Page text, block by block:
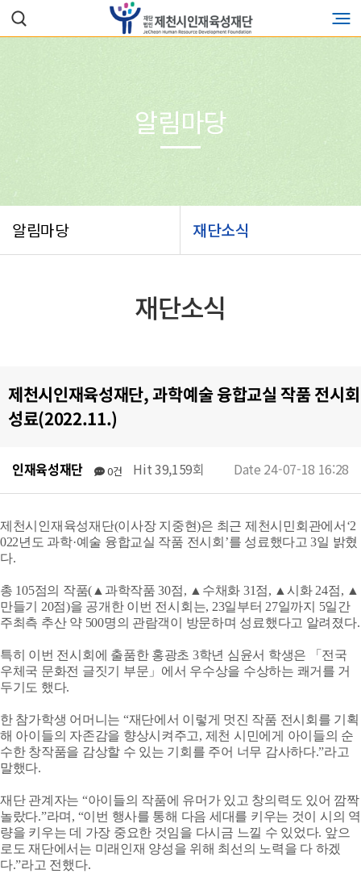
알림마당 재단소식
알림마당
재단소식
제천시인재육성재단, 과학예술 융합교실 작품 전시회
성료(2022.11.)
인재육성재단 0건 Hit 39,159회 Date 24-07-18 16:28
제천시인재육성재단(이사장 지중현)은 최근 제천시민회관에서‘2
022년도 과학·예술 융합교실 작품 전시회’를 성료했다고 3일 밝혔
다.
총 105점의 작품(▲과학작품 30점, ▲수채화 31점, ▲시화 24점, ▲
만들기 20점)을 공개한 이번 전시회는, 23일부터 27일까지 5일간
주최측 추산 약 500명의 관람객이 방문하며 성료했다고 알려졌다.
특히 이번 전시회에 출품한 홍광초 3학년 심윤서 학생은 「전국
우체국 문화전 글짓기 부문」에서 우수상을 수상하는 쾌거를 거
두기도 했다.
한 참가학생 어머니는 “재단에서 이렇게 멋진 작품 전시회를 기획
해 아이들의 자존감을 향상시켜주고, 제천 시민에게 아이들의 순
수한 창작품을 감상할 수 있는 기회를 주어 너무 감사하다.”라고
말했다.
재단 관계자는 “아이들의 작품에 유머가 있고 창의력도 있어 깜짝
놀랐다.”라며, “이번 행사를 통해 다음 세대를 키우는 것이 시의 역
량을 키우는 데 가장 중요한 것임을 다시금 느낄 수 있었다. 앞으
로도 재단에서는 미래인재 양성을 위해 최선의 노력을 다 하겠
다.”라고 전했다.